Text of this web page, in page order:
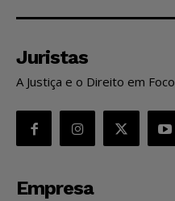
Juristas
A Justiça e o Direito em Foco
Empresa